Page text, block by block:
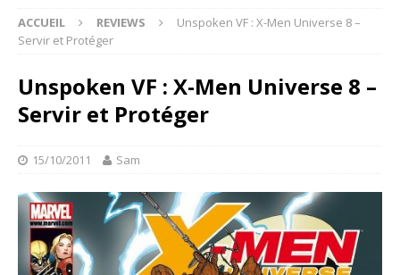
ACCUEIL REVIEWS
Unspoken VF : X-Men Universe 8 –
Servir et Protéger
Unspoken VF : X-Men Universe 8 –
Servir et Protéger
15/10/2011 Sam